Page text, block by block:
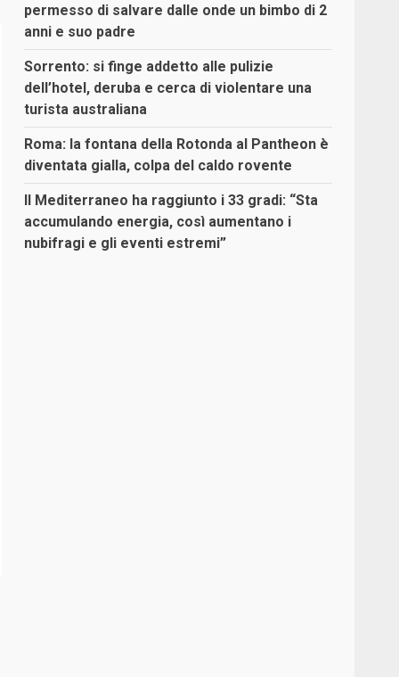
permesso di salvare dalle onde un bimbo di 2
anni e suo padre
Sorrento: si finge addetto alle pulizie
dell’hotel, deruba e cerca di violentare una
turista australiana
Roma: la fontana della Rotonda al Pantheon è
diventata gialla, colpa del caldo rovente
Il Mediterraneo ha raggiunto i 33 gradi: “Sta
accumulando energia, così aumentano i
nubifragi e gli eventi estremi”